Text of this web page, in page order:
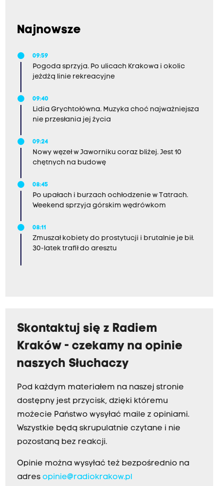
Najnowsze
09:59
Pogoda sprzyja. Po ulicach Krakowa i okolic
jeżdżą linie rekreacyjne
09:40
Lidia Grychtołówna. Muzyka choć najważniejsza
nie przesłania jej życia
09:24
Nowy węzeł w Jaworniku coraz bliżej. Jest 10
chętnych na budowę
08:45
Po upałach i burzach ochłodzenie w Tatrach.
Weekend sprzyja górskim wędrówkom
08:11
Zmuszał kobiety do prostytucji i brutalnie je bił.
30-latek trafił do aresztu
Skontaktuj się z Radiem
Kraków - czekamy na opinie
naszych Słuchaczy
Pod każdym materiałem na naszej stronie
dostępny jest przycisk, dzięki któremu
możecie Państwo wysyłać maile z opiniami.
Wszystkie będą skrupulatnie czytane i nie
pozostaną bez reakcji.
Opinie można wysyłać też bezpośrednio na
adres opinie@radiokrakow.pl